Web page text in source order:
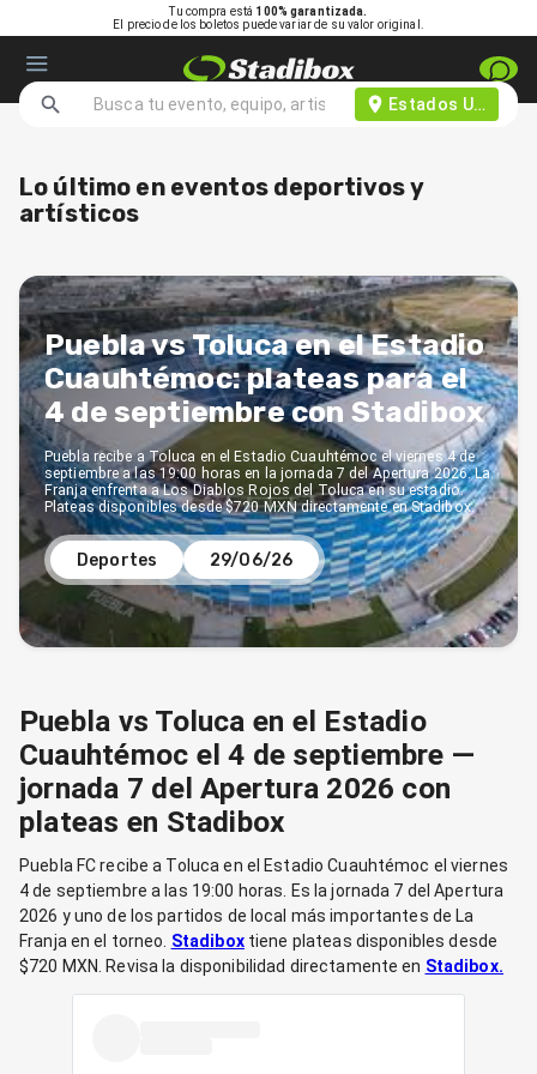
Tu compra está 100% garantizada.
El precio de los boletos puede variar de su valor original.
Estados Unidos
Lo último en eventos deportivos y
artísticos
Puebla vs Toluca en el Estadio
Cuauhtémoc: plateas para el
4 de septiembre con Stadibox
Deportes 29/06/26
Puebla recibe a Toluca en el Estadio Cuauhtémoc el viernes 4 de
septiembre a las 19:00 horas en la jornada 7 del Apertura 2026. La
Franja enfrenta a Los Diablos Rojos del Toluca en su estadio.
Plateas disponibles desde $720 MXN directamente en Stadibox.
Puebla vs Toluca en el Estadio
Cuauhtémoc el 4 de septiembre —
jornada 7 del Apertura 2026 con
plateas en Stadibox
Puebla FC recibe a Toluca en el Estadio Cuauhtémoc el viernes
4 de septiembre a las 19:00 horas. Es la jornada 7 del Apertura
2026 y uno de los partidos de local más importantes de La
Franja en el torneo. Stadiboxtiene plateas disponibles desde
$720 MXN. Revisa la disponibilidad directamente en Stadibox.